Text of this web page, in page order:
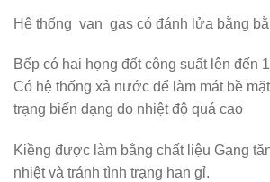
Hệ thống van gas có đánh lửa bằng
Bếp có hai họng đốt công suất lên đến
Có hệ thống xả nước để làm mát bề
trạng biến dạng do nhiệt độ quá cao
Kiềng được làm bằng chất liệu Gang
nhiệt và tránh tình trạng han gỉ.